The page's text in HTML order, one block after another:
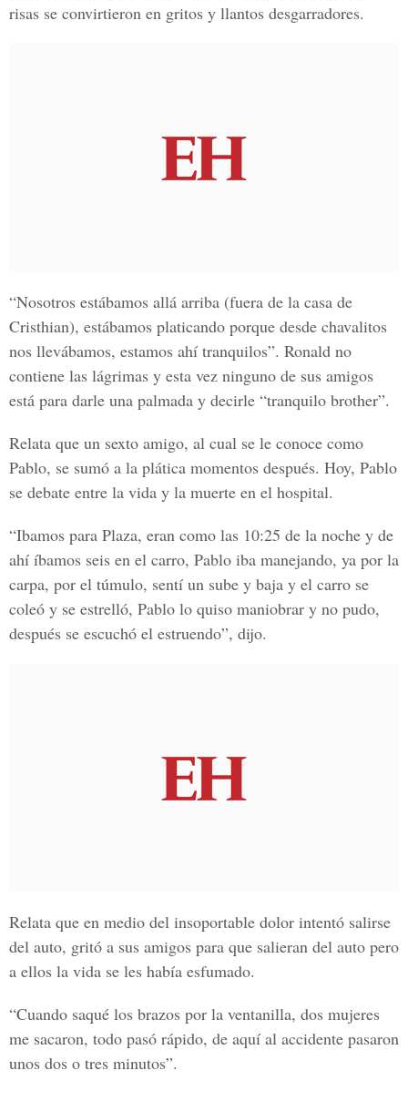
risas se convirtieron en gritos y llantos desgarradores.
“Nosotros estábamos allá arriba (fuera de la casa de
Cristhian), estábamos platicando porque desde chavalitos
nos llevábamos, estamos ahí tranquilos”. Ronald no
contiene las lágrimas y esta vez ninguno de sus amigos
está para darle una palmada y decirle “tranquilo brother”.
Relata que un sexto amigo, al cual se le conoce como
Pablo, se sumó a la plática momentos después. Hoy, Pablo
se debate entre la vida y la muerte en el hospital.
“Ibamos para Plaza, eran como las 10:25 de la noche y de
ahí íbamos seis en el carro, Pablo iba manejando, ya por la
carpa, por el túmulo, sentí un sube y baja y el carro se
coleó y se estrelló, Pablo lo quiso maniobrar y no pudo,
después se escuchó el estruendo”, dijo.
Relata que en medio del insoportable dolor intentó salirse
del auto, gritó a sus amigos para que salieran del auto pero
a ellos la vida se les había esfumado.
“Cuando saqué los brazos por la ventanilla, dos mujeres
me sacaron, todo pasó rápido, de aquí al accidente pasaron
unos dos o tres minutos”.